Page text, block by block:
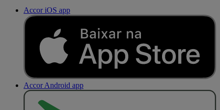
Accor iOS app
Accor Android app